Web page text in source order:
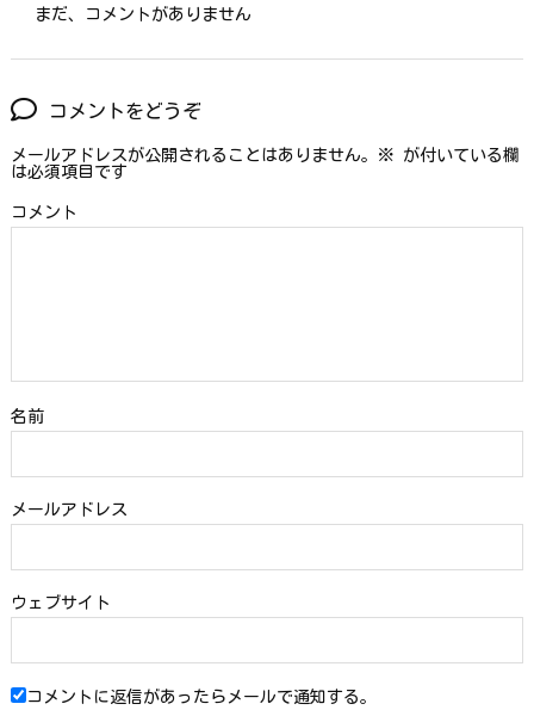
まだ、コメントがありません
コメントをどうぞ
メールアドレスが公開されることはありません。 ※ が付いている欄
は必須項目です
コメント
名前
メールアドレス
ウェブサイト
コメントに返信があったらメールで通知する。